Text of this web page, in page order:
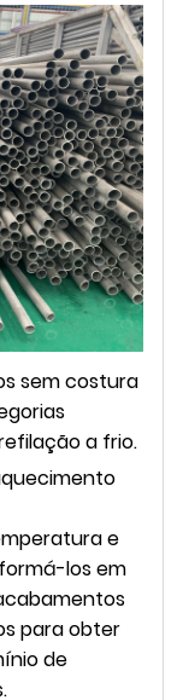
sem costura
a frio.
e
los em
para obter
de